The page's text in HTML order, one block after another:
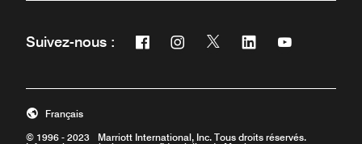
Suivez-nous : Facebook
Ouvre une nouvelle fenêtre
Instagram
Ouvre une nouvelle fenêtre
Twitter
Ouvre une nouvelle
Linkedin
Ouvre uneOuvre une
© 1996 - 2023 Marriott International, Inc. Tous droits réservés.
Français